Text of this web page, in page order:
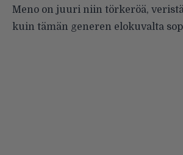
Meno on juuri niin törkeröä,
kuin tämän generen elokuvalta